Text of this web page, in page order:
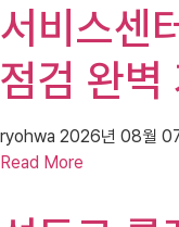
서비스센
점검 완벽
ryohwa 2026년 08월
Read More